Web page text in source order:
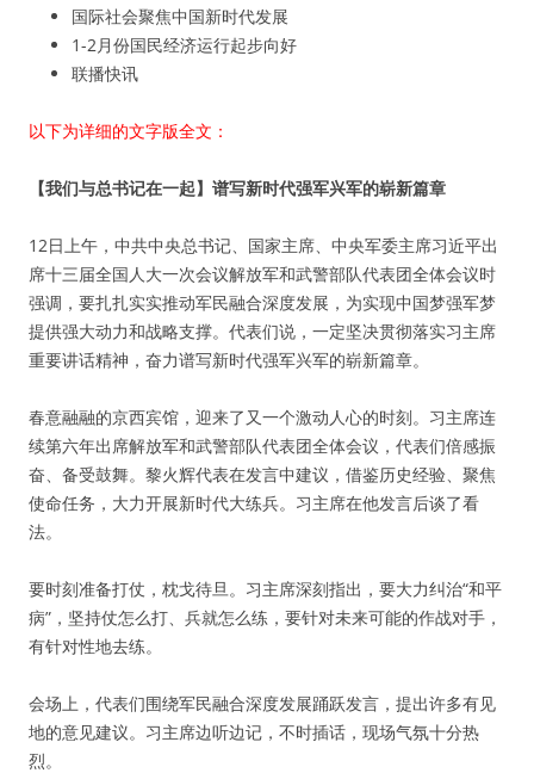
国际社会聚焦中国新时代发展
1-2月份国民经济运行起步向好
联播快讯
以下为详细的文字版全文：
【我们与总书记在一起】谱写新时代强军兴军的崭新篇章
12日上午，中共中央总书记、国家主席、中央军委主席习近平出
席十三届全国人大一次会议解放军和武警部队代表团全体会议时
强调，要扎扎实实推动军民融合深度发展，为实现中国梦强军梦
提供强大动力和战略支撑。代表们说，一定坚决贯彻落实习主席
重要讲话精神，奋力谱写新时代强军兴军的崭新篇章。
春意融融的京西宾馆，迎来了又一个激动人心的时刻。习主席连
续第六年出席解放军和武警部队代表团全体会议，代表们倍感振
奋、备受鼓舞。黎火辉代表在发言中建议，借鉴历史经验、聚焦
使命任务，大力开展新时代大练兵。习主席在他发言后谈了看
法。
要时刻准备打仗，枕戈待旦。习主席深刻指出，要大力纠治“和平
病”，坚持仗怎么打、兵就怎么练，要针对未来可能的作战对手，
有针对性地去练。
会场上，代表们围绕军民融合深度发展踊跃发言，提出许多有见
地的意见建议。习主席边听边记，不时插话，现场气氛十分热
烈。